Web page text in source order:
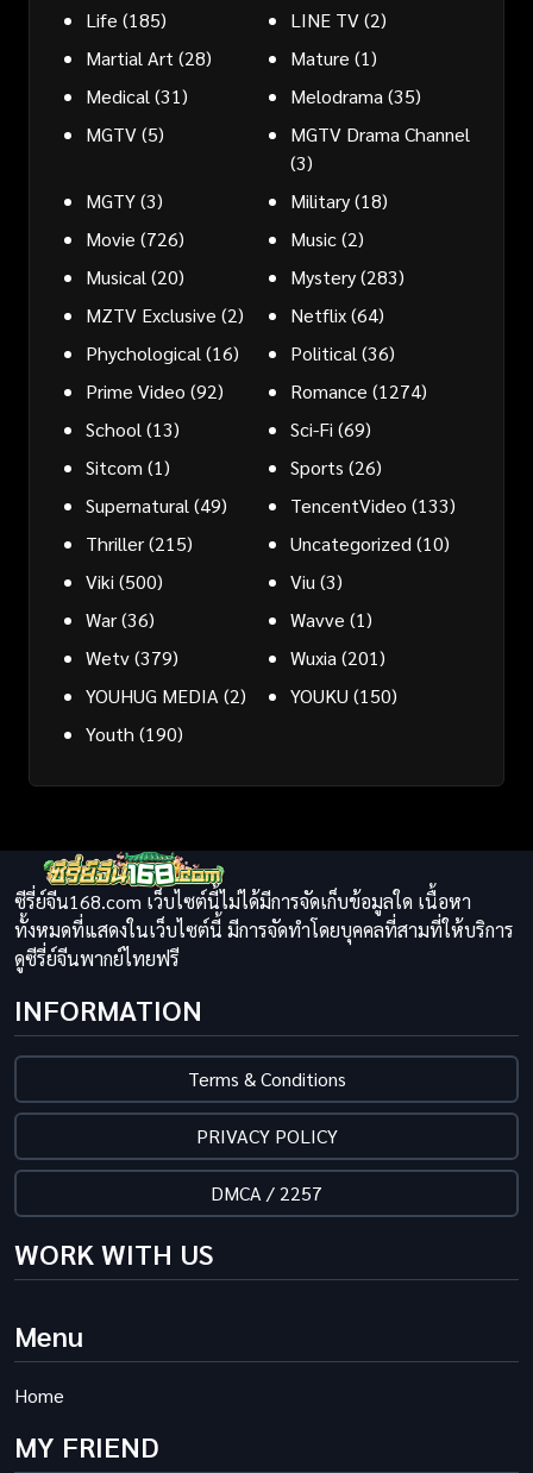
Life (185) LINE TV(2)
Martial Art(28) Mature (1)
Medical(31) Melodrama(35)
MGTV(5)
MGTV Drama Channel
(3)
MGTY(3) Military(18)
Movie (726) Music(2)
Musical(20) Mystery(283)
MZTV Exclusive (2) Netflix(64)
Phychological(16) Political(36)
Prime Video (92) Romance (1274)
School(13) Sci-Fi (69)
Sitcom (1) Sports (26)
Supernatural(49) TencentVideo (133)
Thriller(215) Uncategorized(10)
Viki (500) Viu(3)
War(36) Wavve (1)
Wetv(379) Wuxia(201)
YOUHUG MEDIA(2) YOUKU (150)
Youth (190)
ซีรี่ย์จีน168.com เว็บไซต์นี้ไม่ได้มีการจัดเก็บข้อมูลใด เนื้อหา
ทั้งหมดที่แสดงในเว็บไซต์นี้ มีการจัดทำโดยบุคคลที่สามที่ให้บริการ
ดูซีรี่ย์จีนพากย์ไทยฟรี
INFORMATION
Terms & Conditions
PRIVACY POLICY
DMCA / 2257
WORK WITH US
Menu
Home
MY FRIEND